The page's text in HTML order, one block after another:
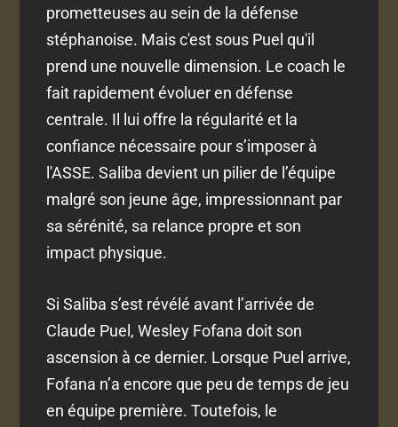
prometteuses au sein de la défense
stéphanoise. Mais c'est sous Puel qu'il
prend une nouvelle dimension. Le coach le
fait rapidement évoluer en défense
centrale. Il lui offre la régularité et la
confiance nécessaire pour s’imposer à
l'ASSE. Saliba devient un pilier de l’équipe
malgré son jeune âge, impressionnant par
sa sérénité, sa relance propre et son
impact physique.
Si Saliba s’est révélé avant l’arrivée de
Claude Puel, Wesley Fofana doit son
ascension à ce dernier. Lorsque Puel arrive,
Fofana n’a encore que peu de temps de jeu
en équipe première. Toutefois, le